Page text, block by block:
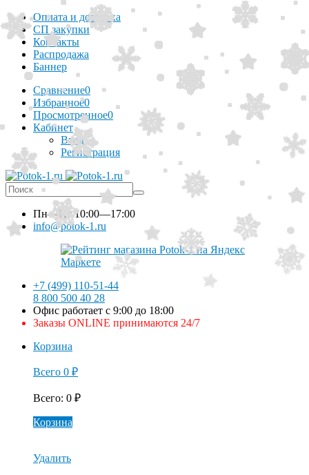
Оплата и доставка
СП закупки
Контакты
Распродажа
Баннер
Сравнение0
Избранное0
Просмотренное0
Кабинет
Вход
Регистрация
Пн—Пт10:00—17:00
info@potok-1.ru
+7 (499) 110-51-44
8 800 500 40 28
Офис работает с 9:00 до 18:00
Заказы ONLINE принимаются 24/7
Корзина
Всего 0 ₽
Всего: 0 ₽
Корзина
Удалить